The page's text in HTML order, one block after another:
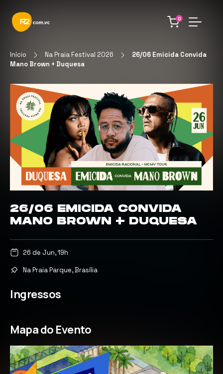
0
Início Na Praia Festival 2026
26/06 Emicida Convida
Mano Brown + Duquesa
26/06 EMICIDA CONVIDA
MANO BROWN + DUQUESA
26 de Jun, 19h
Na Praia Parque, Brasília
Ingressos
Mapa do Evento